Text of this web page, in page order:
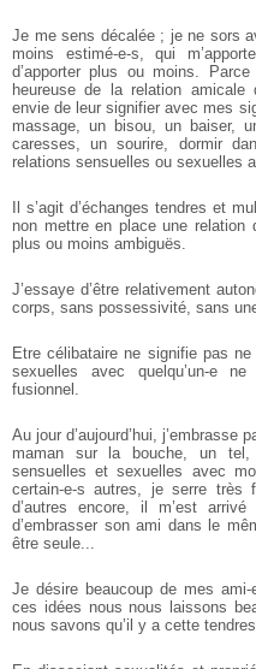
Je me sens décalée ; je ne sors
moins estimé-e-s, qui
d’apporter plus ou moins.
heureuse de la relation amicale
envie de leur signifier avec mes
massage, un bisou, un baiser,
caresses, un sourire, dormir
relations sensuelles ou sexuelles
Il s’agit d’échanges tendres et
non mettre en place une relation
plus ou moins ambiguës.
J’essaye d’être relativement
corps, sans possessivité, sans
Etre célibataire ne signifie pas
sexuelles avec quelqu’un-e
fusionnel.
Au jour d’aujourd’hui,
maman sur la bouche, un
sensuelles et sexuelles avec
certain-e-s autres, je serre très
d’autres encore, il m’est
d’embrasser son ami dans le
être seule...
Je désire beaucoup de mes
ces idées nous nous laissons
nous savons qu’il y a cette